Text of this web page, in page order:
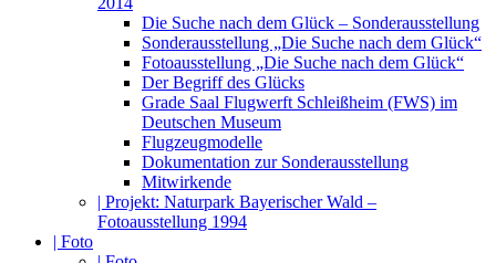
Die Suche nach dem Glück – Sonderausstellung
Sonderausstellung „Die Suche nach dem Glück“
Fotoausstellung „Die Suche nach dem Glück“
Der Begriff des Glücks
Grade Saal Flugwerft Schleißheim (FWS) im
Deutschen Museum
Flugzeugmodelle
Dokumentation zur Sonderausstellung
Mitwirkende
| Projekt: Naturpark Bayerischer Wald –
Fotoausstellung 1994
| Foto